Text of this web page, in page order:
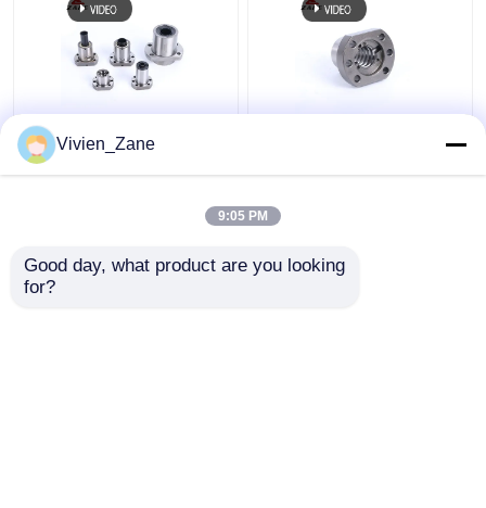
SF STYPE Vite a
ricircolo di sfere in
filettatura rullata
Vivien_Zane
9:05 PM
Good day, what product are you looking
for?